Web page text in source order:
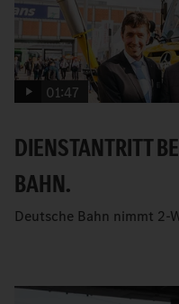
01:47
DIENSTANTRITT
BAHN.
Deutsche Bahn nimmt 2-